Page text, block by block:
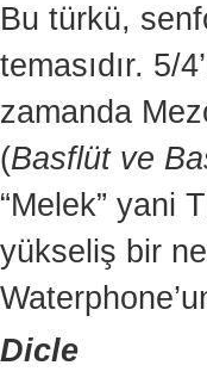
Bu türkü,
temasıdır. 5/
zamanda
(Basflüt ve
“Melek” yani
yükseliş bir
Dicle